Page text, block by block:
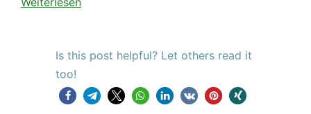
Is this post helpful? Let others read it
too!